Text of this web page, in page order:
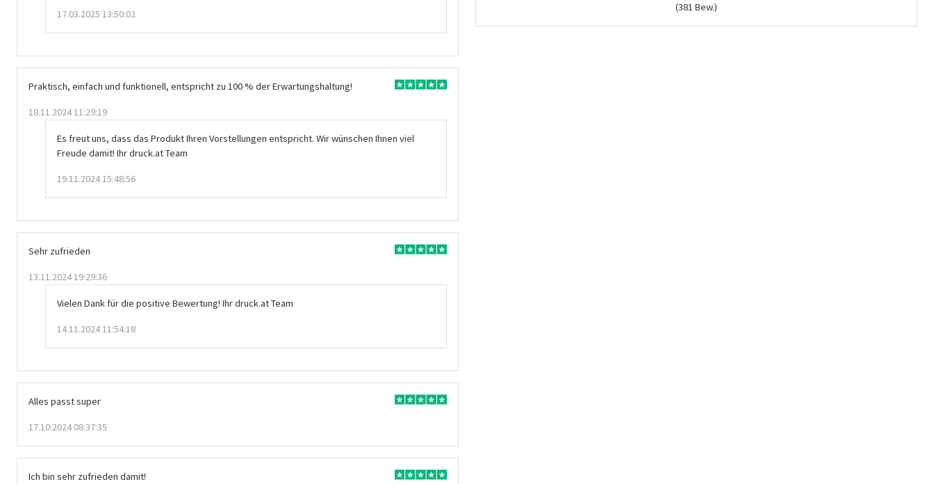
17.03.2025 13:50:02
Praktisch, einfach und funktionell, entspricht zu 100 % der Erwartungshaltung!
18.11.2024 11:29:19
Es freut uns, dass das Produkt Ihren Vorstellungen entspricht. Wir wünschen Ihnen viel
Freude damit! Ihr druck.at Team
19.11.2024 15:48:56
Sehr zufrieden
13.11.2024 19:29:36
Vielen Dank für die positive Bewertung! Ihr druck.at Team
14.11.2024 11:54:18
Alles passt super
17.10.2024 08:37:35
Ich bin sehr zufrieden damit!
(381 Bew.)